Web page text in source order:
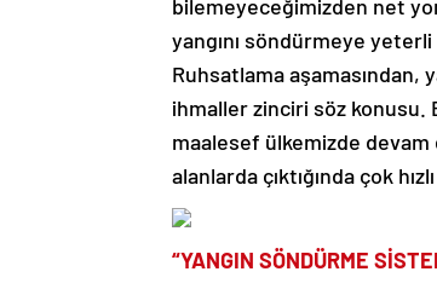
bilemeyeceğimizden net
yangını söndürmeye
Ruhsatlama aşamasından,
ihmaller zinciri söz konusu.
maalesef ülkemizde devam
alanlarda çıktığında çok
“YANGIN SÖNDÜRME